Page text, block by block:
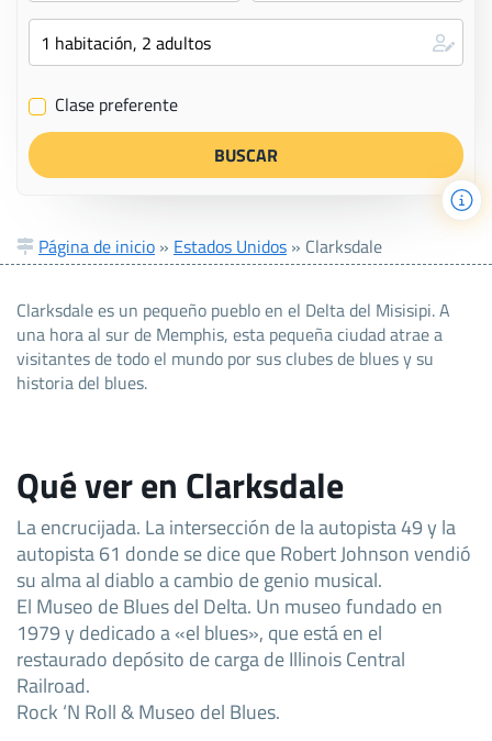
✔ Clase preferente
Página de inicio » Estados Unidos » Clarksdale
Clarksdale es un pequeño pueblo en el Delta del Misisipi. A
una hora al sur de Memphis, esta pequeña ciudad atrae a
visitantes de todo el mundo por sus clubes de blues y su
historia del blues.
Qué ver en Clarksdale
La encrucijada. La intersección de la autopista 49 y la
autopista 61 donde se dice que Robert Johnson vendió
su alma al diablo a cambio de genio musical.
El Museo de Blues del Delta. Un museo fundado en
1979 y dedicado a «el blues», que está en el
restaurado depósito de carga de Illinois Central
Railroad.
Rock ‘N Roll & Museo del Blues.